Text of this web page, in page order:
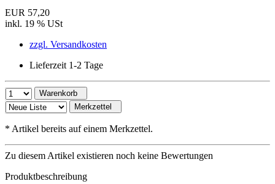
EUR 57,20
inkl. 19 % USt
zzgl. Versandkosten
Lieferzeit 1-2 Tage
Warenkorb
Merkzettel
* Artikel bereits auf einem Merkzettel.
Zu diesem Artikel existieren noch keine Bewertungen
Produktbeschreibung